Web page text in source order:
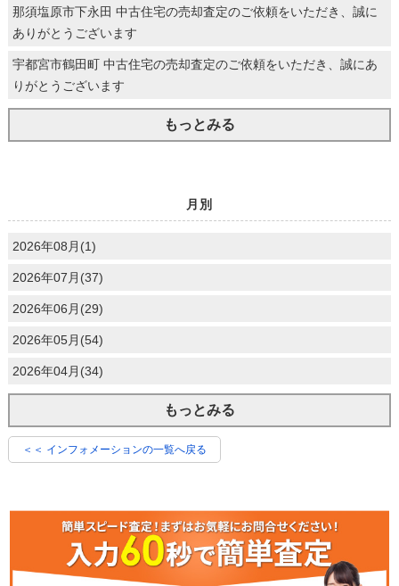
那須塩原市下永田 中古住宅の売却査定のご依頼をいただき、誠に
ありがとうございます
宇都宮市鶴田町 中古住宅の売却査定のご依頼をいただき、誠にあ
りがとうございます
もっとみる
月別
2026年08月(1)
2026年07月(37)
2026年06月(29)
2026年05月(54)
2026年04月(34)
もっとみる
＜＜ インフォメーションの一覧へ戻る